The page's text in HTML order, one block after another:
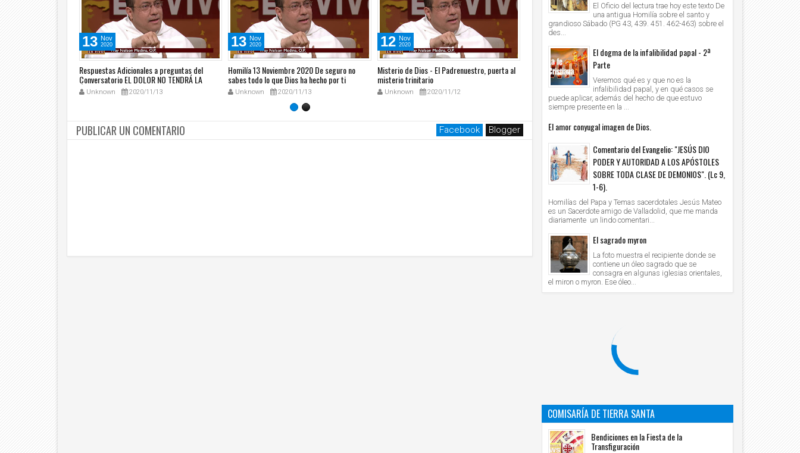
13 Nov
2020
Respuestas Adicionales a preguntas del
Conversatorio EL DOLOR NO TENDRÁ LA
ÚLTIMA PALABRA
Unknown 2020/11/13
13 Nov
2020
Homilía 13 Noviembre 2020 De seguro no
sabes todo lo que Dios ha hecho por ti
Unknown 2020/11/13
12 Nov
2020
Misterio de Dios - El Padrenuestro, puerta al
misterio trinitario
Unknown 2020/11/12
2020
Memoria de dos tragedias, hace 35 años
(Noticia leída desde la fe)
2020/11/12
sino también salvados, nos quiere
Unknown
PUBLICAR UN COMENTARIO Facebook Blogger
El Oficio del lectura trae hoy este texto De
una antigua Homilía sobre el santo y
grandioso Sábado (PG 43, 439. 451. 462-463) sobre el
des...
El dogma de la infalibilidad papal - 2ª
Parte
Veremos qué es y que no es la
infalibilidad papal, y en qué casos se
puede aplicar, además del hecho de que estuvo
siempre presente en la ...
El amor conyugal imagen de Dios.
Comentario del Evangelio: "JESÚS DIO
PODER Y AUTORIDAD A LOS APÓSTOLES
SOBRE TODA CLASE DE DEMONIOS". (Lc 9,
1-6).
Homilías del Papa y Temas sacerdotales Jesús Mateo
es un Sacerdote amigo de Valladolid, que me manda
diariamente un lindo comentari...
El sagrado myron
La foto muestra el recipiente donde se
contiene un óleo sagrado que se
consagra en algunas iglesias orientales,
el miron o myron. Ese óleo...
COMISARÍA DE TIERRA SANTA
Bendiciones en la Fiesta de la
Transfiguración